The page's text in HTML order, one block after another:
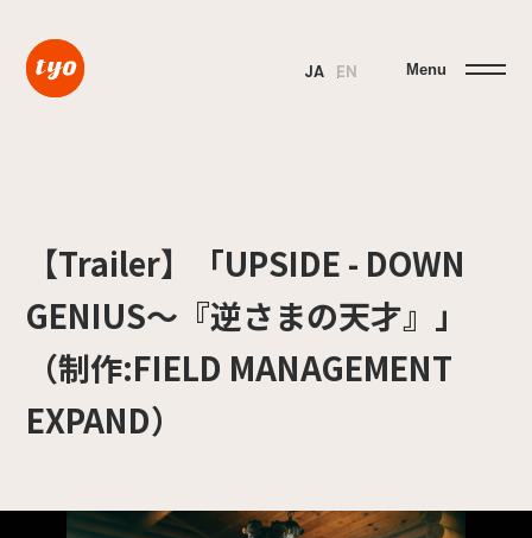
JA EN Menu
【Trailer】「UPSIDE - DOWN
GENIUS～『逆さまの天才』」
（制作:FIELD MANAGEMENT
EXPAND）